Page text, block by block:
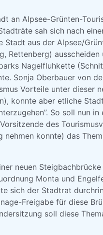
an Alpsee-Grünten-
sah sich nach
Stadt aus der Alpsee/
Rettenberg)
Nagelfluhkette
Sonja Oberbauer von
Vorteile unter dieser
konnte aber etliche
So soll nun
des
nehmen konnte) das
neuen
Monta und
sich der Stadtrat
Freigabe für diese
soll diese